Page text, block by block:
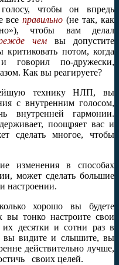
чтобы он впредь
всеправильно (не так, как
чтобы вам делал
чем вы допустите
потом, когда
по-дружески,
Как вы реагируете?
технику НЛП, вы
с внутренним голосом,
внутренней гармонии.
поощряет вас и
сделать многое, чтобы
изменения в способах
может сделать большие
настроении.
хорошо вы будете
вы тонко настроите свои
десятки и сотни раз в
вы видите и слышите, вы
действительно лучше,
своих целей.